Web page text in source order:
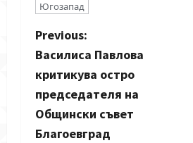
Югозапад
P
o
s
t
Previous:
Василиса Павлова
критикува остро
председателя на
Общински съвет
Благоевград